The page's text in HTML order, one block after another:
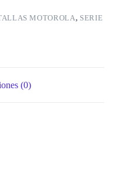
MOTOROLA, SERIE
(0)